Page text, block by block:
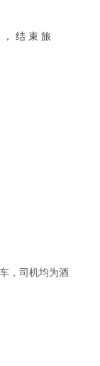
结 束 旅
，司机均为酒